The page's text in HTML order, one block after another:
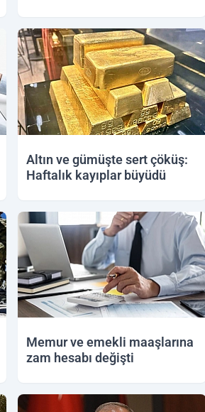
Altın ve gümüşte sert çöküş:
Haftalık kayıplar büyüdü
Memur ve emekli maaşlarına
zam hesabı değişti